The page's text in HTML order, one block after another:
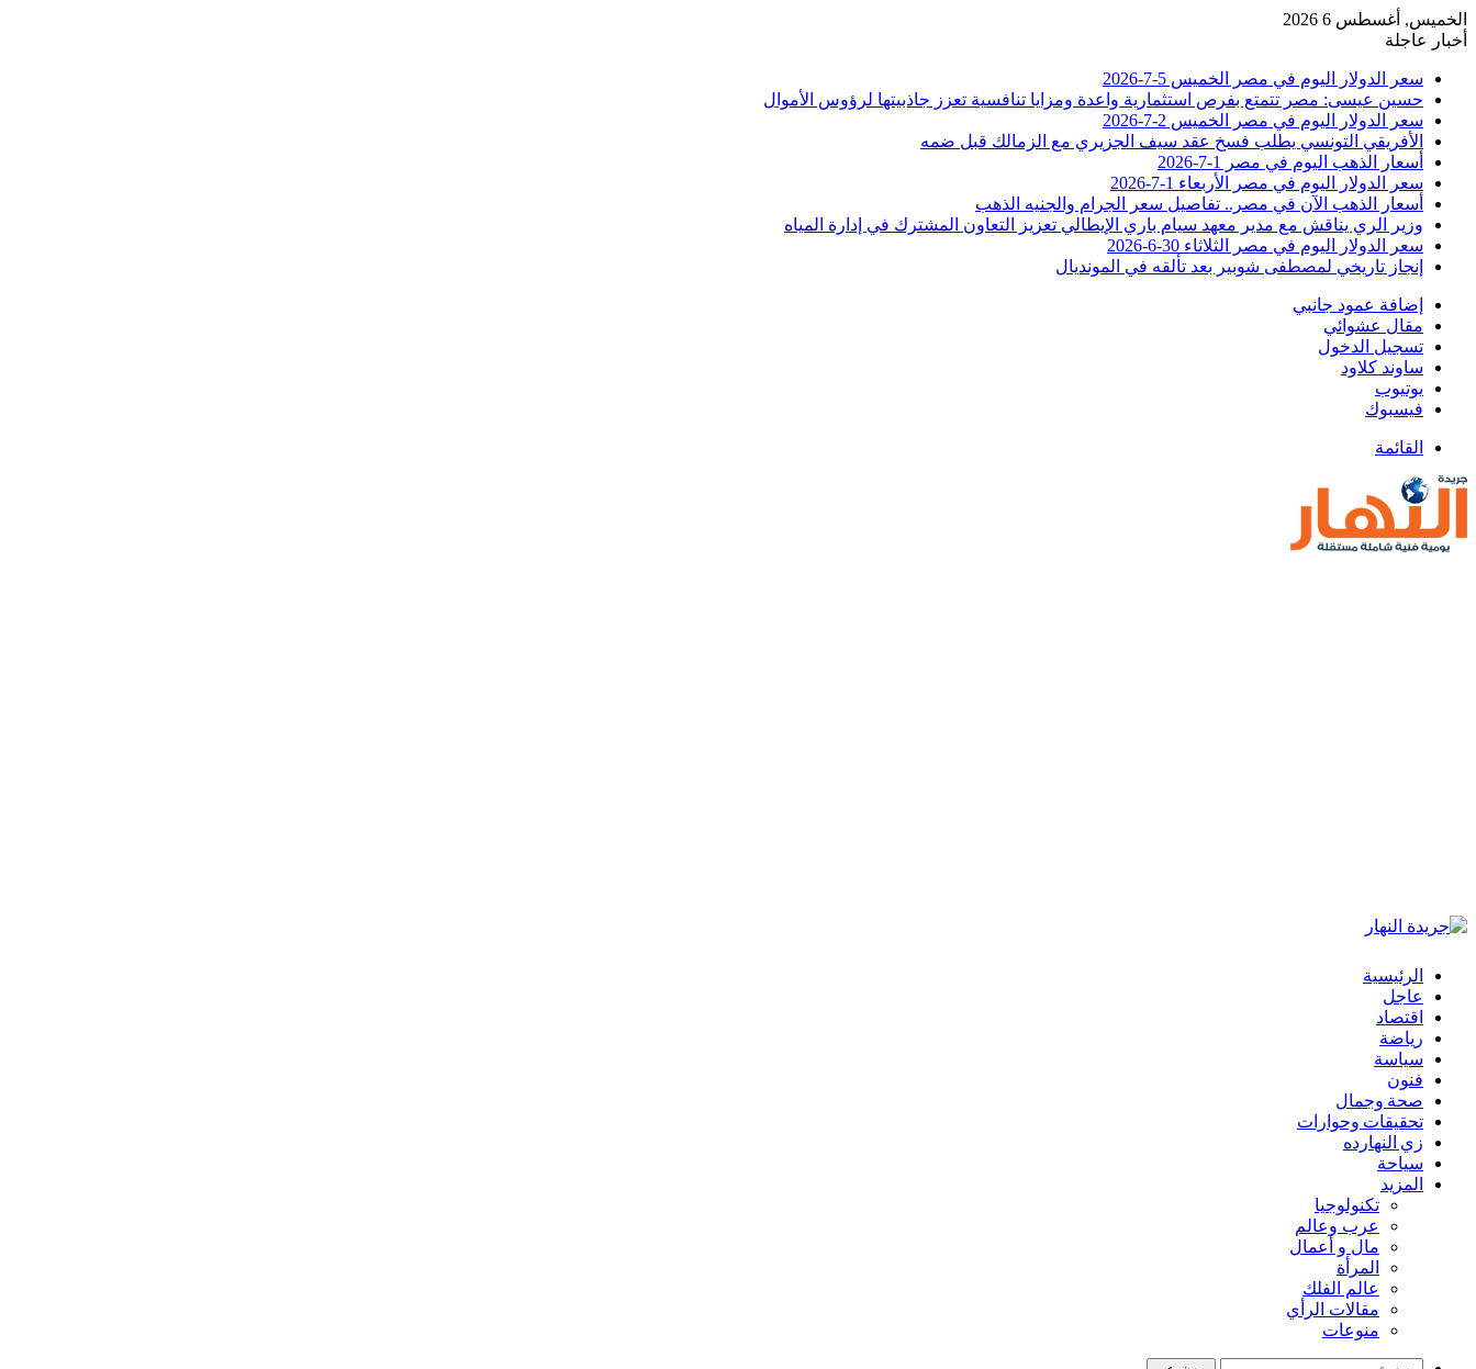
الخميس, أغسطس 6 2026
أخبار عاجلة
سعر الدولار اليوم في مصر الخميس 5-7-2026
حسين عيسى: مصر تتمتع بفرص استثمارية واعدة ومزايا تنافسية تعزز جاذبيتها لرؤوس الأموال
سعر الدولار اليوم في مصر الخميس 2-7-2026
الأفريقي التونسي يطلب فسخ عقد سيف الجزيري مع الزمالك قبل ضمه
أسعار الذهب اليوم في مصر 1-7-2026
سعر الدولار اليوم في مصر الأربعاء 1-7-2026
أسعار الذهب الآن في مصر.. تفاصيل سعر الجرام والجنيه الذهب
وزير الري يناقش مع مدير معهد سيام باري الإيطالي تعزيز التعاون المشترك في إدارة المياه
سعر الدولار اليوم في مصر الثلاثاء 30-6-2026
إنجاز تاريخي لمصطفى شوبير بعد تألقه في المونديال
إضافة عمود جانبي
مقال عشوائي
تسجيل الدخول
ساوند كلاود
يوتيوب
فيسبوك
القائمة
الرئيسية
عاجل
اقتصاد
رياضة
سياسة
فنون
صحة وجمال
تحقيقات وحوارات
زي النهارده
سياحة
المزيد
تكنولوجيا
عرب وعالم
مال و أعمال
المرأة
عالم الفلك
مقالات الرأي
منوعات